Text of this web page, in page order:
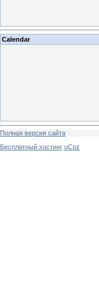
Calendar
Полная версия сайта
Бесплатный хостинг uCoz